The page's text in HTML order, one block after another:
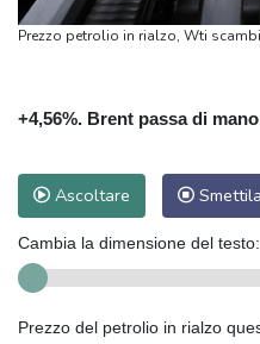
Prezzo petrolio in rialzo, Wti
+4,56%. Brent passa di
Ascoltare
Cambia la dimensione del testo:
Prezzo del petrolio in rialzo